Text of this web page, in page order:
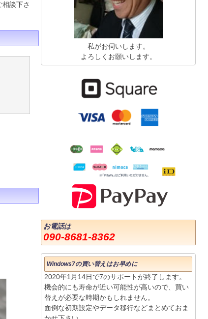
談下さ
私がお伺いします。
よろしくお願いします。
お電話は
090-8681-8362
Windows7の買い替えはお早めに
2020年1月14日で7のサポートが終了します。
機会的にも寿命が近い可能性が高いので、買い
替えが必要な時期かもしれません。
面倒な初期設定やデータ移行などまとめておま